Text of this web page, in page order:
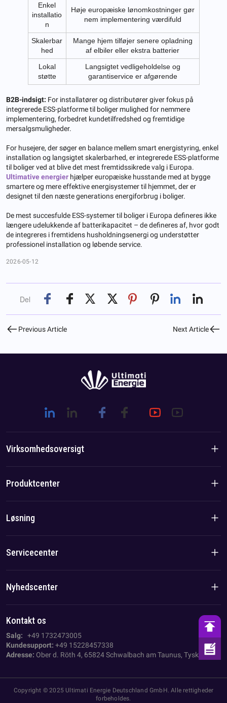
Enkel
installatio
n
Høje europæiske lønomkostninger gør
nem implementering værdifuld
Skalerbar
hed
Mange hjem tilføjer senere opladning
af elbiler eller ekstra batterier
Lokal
støtte
Langsigtet vedligeholdelse og
garantiservice er afgørende
B2B-indsigt: For installatører og distributører giver fokus på
integrerede ESS-platforme til boliger mulighed for nemmere
implementering, forbedret kundetilfredshed og fremtidige
mersalgsmuligheder.
For husejere, der søger en balance mellem smart energistyring, enkel
installation og langsigtet skalerbarhed, er integrerede ESS-platforme
til boliger ved at blive det mest fremtidssikrede valg i Europa.
Ultimative energier hjælper europæiske husstande med at bygge
smartere og mere effektive energisystemer til hjemmet, der er
designet til den næste generations energiforbrug i boliger.
De mest succesfulde ESS-systemer til boliger i Europa defineres ikke
længere udelukkende af batterikapacitet – de defineres af, hvor godt
de integreres i fremtidens husholdningsenergi og understøtter
professionel installation og løbende service.
2026-05-12
Del
Previous Article Next Article
Virksomhedsoversigt
Virksomhedsintroduktion
Hold-/lokal fordel
Produktcenter
Boligprodukter
Løsning
Løsning
Servicecenter
Privatlivspolitik
AGB
Nyhedscenter
Virksomhedsnyheder
Branchenyheder
Kontakt os
Salg:
+49 1732473005
Kundesupport: +49 15228457338
Adresse: Ober d. Röth 4, 65824 Schwalbach am Taunus, Tyskland
Copyright © 2025 Ultimati Energie Deutschland GmbH. Alle rettigheder
forbeholdes.